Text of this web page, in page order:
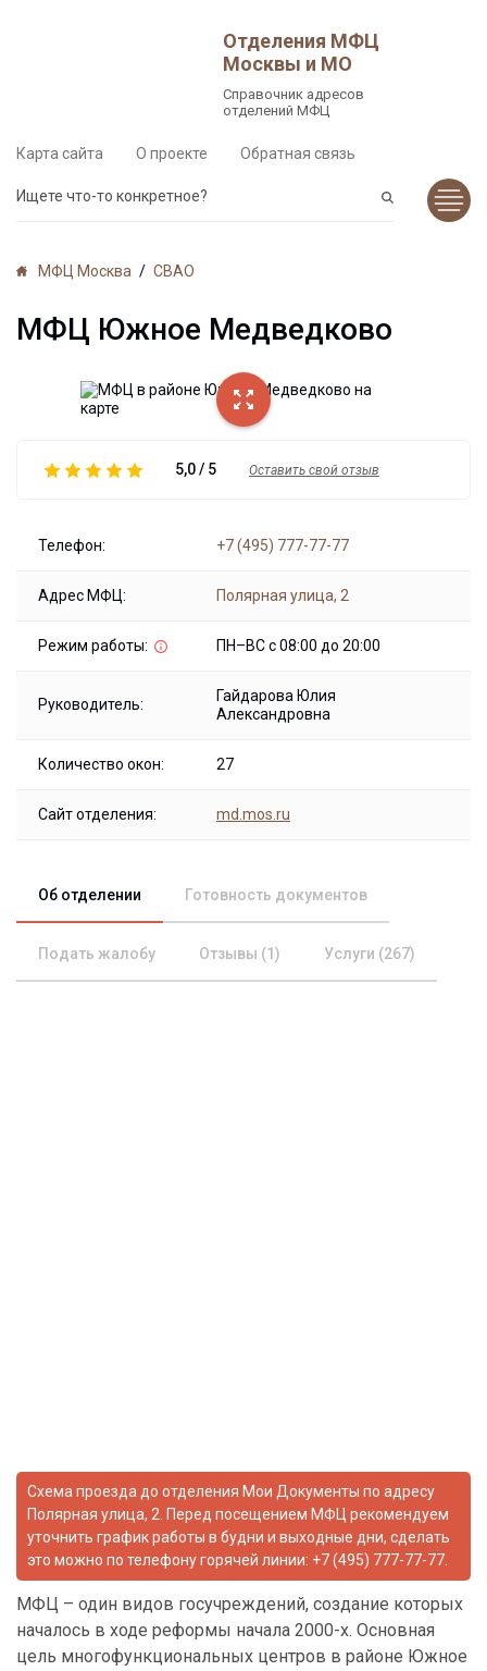
Отделения МФЦ
Москвы и МО
Справочник адресов
отделений МФЦ
Карта сайта О проекте Обратная связь
Ищете что-то конкретное?
МФЦ Москва / СВАО
МФЦ Южное Медведково
5,0 / 5 Оставить свой отзыв
Телефон: +7 (495) 777-77-77
Адрес МФЦ: Полярная улица, 2
Режим работы: ПН–ВС с 08:00 до 20:00
Руководитель:
Гайдарова Юлия
Александровна
Количество окон: 27
Сайт отделения: md.mos.ru
Об отделении Готовность документов
Подать жалобу Отзывы (1) Услуги (267)
Схема проезда до отделения Мои Документы по адресу
Полярная улица, 2. Перед посещением МФЦ рекомендуем
уточнить график работы в будни и выходные дни, сделать
это можно по телефону горячей линии: +7 (495) 777-77-77.
МФЦ – один видов госучреждений, создание которых
началось в ходе реформы начала 2000-х. Основная
цель многофункциональных центров в районе Южное